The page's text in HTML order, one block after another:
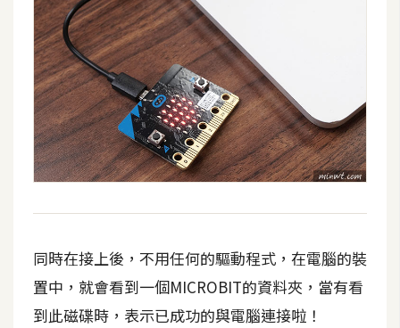
工
具
免
費
空
間
頁
設
計
同時在接上後，不用任何的驅動程式，在電腦的裝
置中，就會看到一個MICROBIT的資料夾，當有看
到此磁碟時，表示已成功的與電腦連接啦！